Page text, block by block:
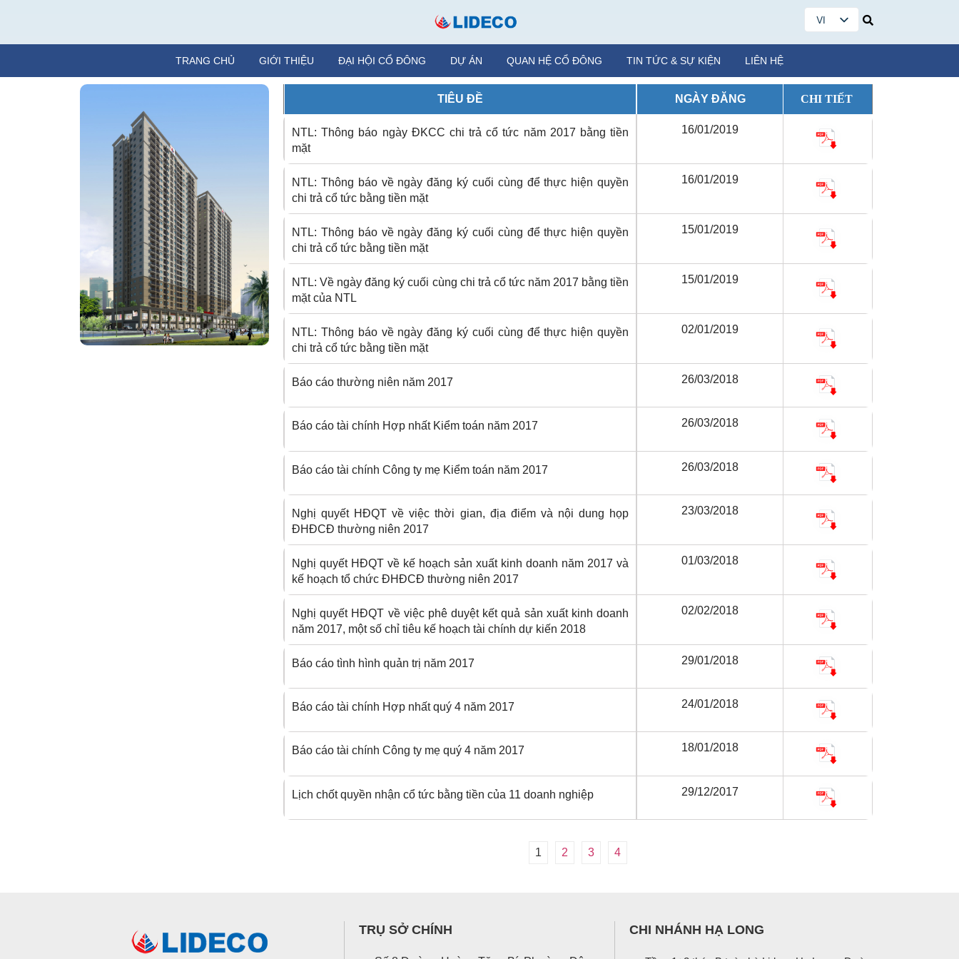
VI
EN
TRANG CHỦ GIỚI THIỆU ĐẠI HỘI CỔ ĐÔNG DỰ ÁN QUAN HỆ CỔ ĐÔNG TIN TỨC & SỰ KIỆN LIÊN HỆ
TIÊU ĐỀ NGÀY ĐĂNG CHI TIẾT
NTL: Thông báo ngày ĐKCC chi trả cổ tức năm 2017 bằng tiền
mặt
16/01/2019
NTL: Thông báo về ngày đăng ký cuối cùng để thực hiện quyền
chi trả cổ tức bằng tiền mặt
16/01/2019
NTL: Thông báo về ngày đăng ký cuối cùng để thực hiện quyền
chi trả cổ tức bằng tiền mặt
15/01/2019
NTL: Về ngày đăng ký cuối cùng chi trả cổ tức năm 2017 bằng tiền
mặt của NTL
15/01/2019
NTL: Thông báo về ngày đăng ký cuối cùng để thực hiện quyền
chi trả cổ tức bằng tiền mặt
02/01/2019
Báo cáo thường niên năm 2017 26/03/2018
Báo cáo tài chính Hợp nhất Kiểm toán năm 2017 26/03/2018
Báo cáo tài chính Công ty mẹ Kiểm toán năm 2017 26/03/2018
Nghị quyết HĐQT về việc thời gian, địa điểm và nội dung họp
ĐHĐCĐ thường niên 2017
23/03/2018
Nghị quyết HĐQT về kế hoạch sản xuất kinh doanh năm 2017 và
kế hoạch tổ chức ĐHĐCĐ thường niên 2017
01/03/2018
Nghị quyết HĐQT về việc phê duyệt kết quả sản xuất kinh doanh
năm 2017, một số chỉ tiêu kế hoạch tài chính dự kiến 2018
02/02/2018
Báo cáo tình hình quản trị năm 2017 29/01/2018
Báo cáo tài chính Hợp nhất quý 4 năm 2017 24/01/2018
Báo cáo tài chính Công ty mẹ quý 4 năm 2017 18/01/2018
Lịch chốt quyền nhận cổ tức bằng tiền của 11 doanh nghiệp 29/12/2017
1 2 3 4
TRỤ SỞ CHÍNH CHI NHÁNH HẠ LONG